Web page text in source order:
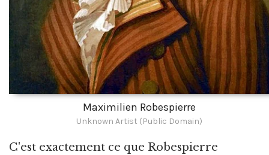
Maximilien Robespierre
Unknown Artist (Public Domain)
C'est exactement ce que Robespierre